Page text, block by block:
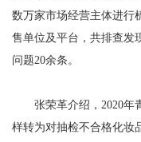
数万家市场经营主体进行
售单位及平台，共排查发
问题20余条。
张荣革介绍，2020年
样转为对抽检不合格化妆